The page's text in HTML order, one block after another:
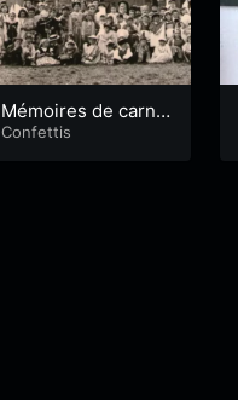
Mémoires de carna
val…
Confettis